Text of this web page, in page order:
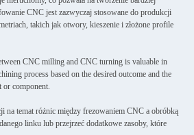
CNC jest zazwyczaj stosowane do produkcji
takich jak otwory, kieszenie i złożone profile
CNC milling and CNC turning is valuable in
process based on the desired outcome and the
or component.
na temat różnic między frezowaniem CNC a obróbką
linku lub przejrzeć dodatkowe zasoby, które